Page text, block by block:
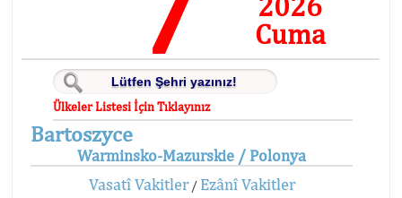
Cuma
Ülkeler Listesi İçin Tıklayınız
Bartoszyce
Warminsko-Mazurskie / Polonya
Vasatî Vakitler/ Ezânî Vakitler